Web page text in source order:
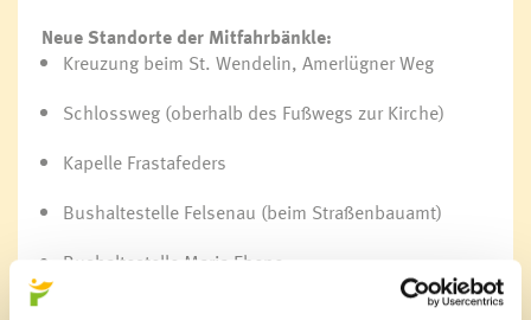
Neue Standorte der Mitfahrbänkle:
Kreuzung beim St. Wendelin, Amerlügner Weg
Schlossweg (oberhalb des Fußwegs zur Kirche)
Kapelle Frastafeders
Bushaltestelle Felsenau (beim Straßenbauamt)
Bushaltestelle Maria Ebene